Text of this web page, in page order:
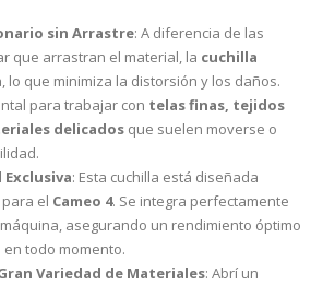
sin Arrastre: A diferencia de las
que arrastran el material, la cuchilla
lo que minimiza la distorsión y los daños.
para trabajar con telas finas, tejidos
delicadosque suelen moverse o
: Esta cuchilla está diseñada
el Cameo 4. Se integra perfectamente
asegurando un rendimiento óptimo
todo momento.
Variedad de Materiales: Abrí un